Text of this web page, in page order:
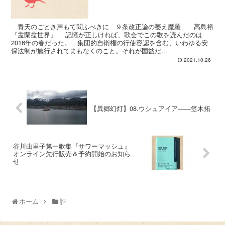
青天のごとき声もて問ふべきに ９条改正論の萎え魔羅 高島裕
『盂蘭盆世界』 記憶が正しければ、歌会でこの歌を読んだのは
2016年の春だった。 集団的自衛権の行使容認を含む、いわゆる安
保法制が施行されてまもなくのこと。それが国益だ...
2021.10.26
【異郷幻灯】08.ウシュアイア——笠木拓
谷川由里子第一歌集『サワーマッシュ』
オンライン先行販売＆予約開始のお知ら
せ
ホーム 評